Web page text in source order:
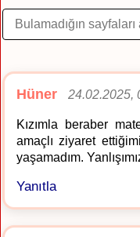
Hüner 24.02.2025,
Kızımla beraber
amaçlı ziyaret
yaşamadım.
Yanıtla